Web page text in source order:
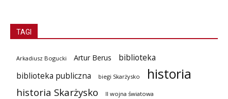
TAGI
Arkadiusz Bogucki Artur Berus
biblioteka
biblioteka publiczna
biegi Skarżysko historia
historia Skarżysko II wojna światowa